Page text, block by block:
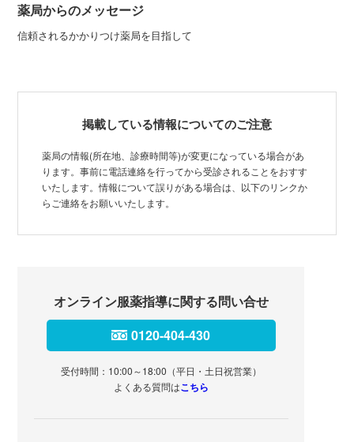
薬局からのメッセージ
信頼されるかかりつけ薬局を目指して
掲載している情報についてのご注意
薬局の情報(所在地、診療時間等)が変更になっている場合があ
ります。事前に電話連絡を行ってから受診されることをおすす
いたします。情報について誤りがある場合は、以下のリンクか
らご連絡をお願いいたします。
オンライン服薬指導に関する問い合せ
0120-404-430
受付時間：10:00～18:00（平日・土日祝営業）
よくある質問はこちら